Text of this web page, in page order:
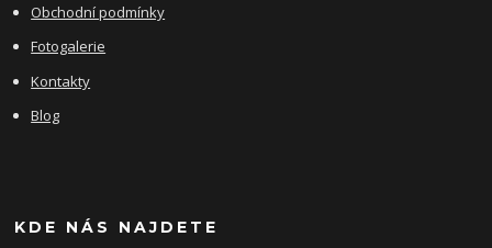
Obchodní podmínky
Fotogalerie
Kontakty
Blog
KDE NÁS NAJDETE